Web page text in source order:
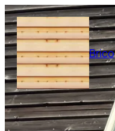
内
容
を
ス
キ
ッ
プ
Brico